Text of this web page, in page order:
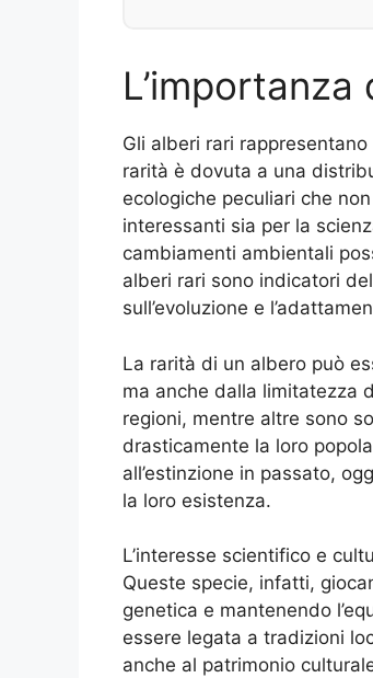
Gli alberi rari
rarità è dovuta a una
ecologiche peculiari che
interessanti sia per la
cambiamenti ambientali
alberi rari sono indicatori
sull’evoluzione e
La rarità di un albero può
ma anche dalla limitatezza
regioni, mentre altre sono
drasticamente la loro
all’estinzione in passato,
la loro esistenza.
L’interesse scientifico e
Queste specie, infatti,
genetica e mantenendo
essere legata a tradizioni
anche al patrimonio